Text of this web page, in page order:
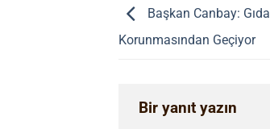
Başkan Canbay:
Korunmasından Geçiyor
Bir yanıt yazın